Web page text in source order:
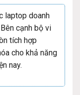
laptop doanh
cạnh bộ vi
tích hợp
cho khả năng
nay.